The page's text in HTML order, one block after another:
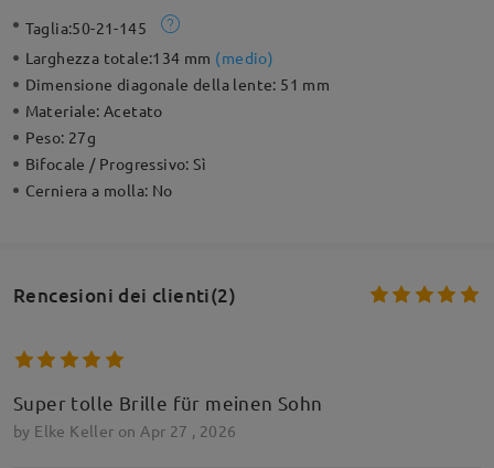
Taglia:50-21-145
Larghezza totale:134 mm (medio)
Dimensione diagonale della lente: 51 mm
Materiale:Acetato
Peso: 27g
Bifocale / Progressivo:Sì
Cerniera a molla: No
Rencesioni dei clienti(2)
Super tolle Brille für meinen Sohn
by Elke Keller on Apr 27 , 2026